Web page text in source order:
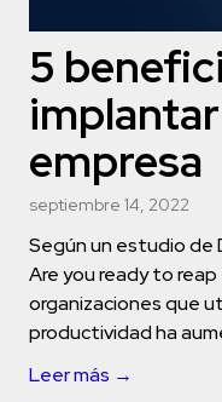
5
empresa
septiembre 14, 2022
Según un estudio de
Are you ready to
organizaciones que
productividad ha
Leer más →